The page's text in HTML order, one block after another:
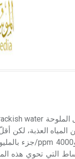
العذبة، لكن
التي تحوي هذه